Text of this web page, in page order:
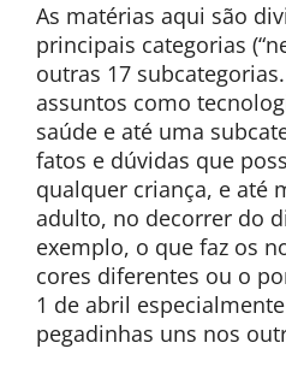
As matérias aqui são
principais categorias
outras 17
assuntos como
saúde e até uma
fatos e dúvidas que
qualquer criança, e até
adulto, no decorrer do
exemplo, o que faz os
cores diferentes ou o
1 de abril
pegadinhas uns nos